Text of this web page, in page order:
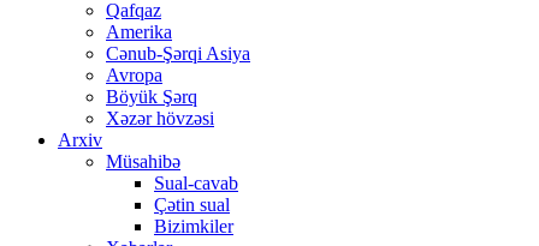
Qafqaz
Amerika
Cənub-Şərqi Asiya
Avropa
Böyük Şərq
Xəzər hövzəsi
Arxiv
Müsahibə
Sual-cavab
Çətin sual
Bizimkiler